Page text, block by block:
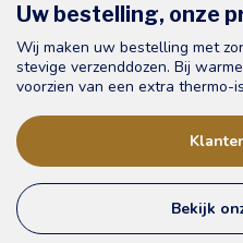
Uw bestelling, onze
Wij maken uw bestelling met
stevige verzenddozen. Bij
voorzien van een extra thermo-
Bekijk